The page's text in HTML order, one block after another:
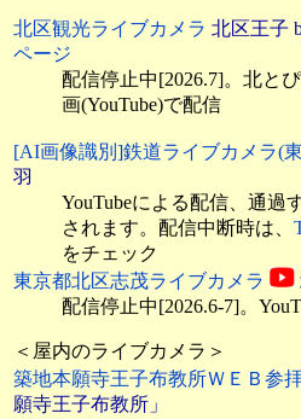
北区観光ライブカメラ 北区王子
ページ
配信停止中[2026.7]。北と
画(YouTube)で配信
[AI画像識別]鉄道ライブカメラ(
羽
YouTubeによる配信、通過
されます。配信中断時は、
をチェック
東京都北区志茂ライブカメラ
配信停止中[2026.6-7]。
＜屋内のライブカメラ＞
築地本願寺王子布教所ＷＥＢ参
願寺王子布教所」